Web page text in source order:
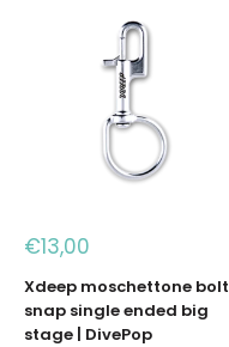
Prezzo
scontato
€13,00
Xdeep moschettone bolt
snap single ended big
stage | DivePop